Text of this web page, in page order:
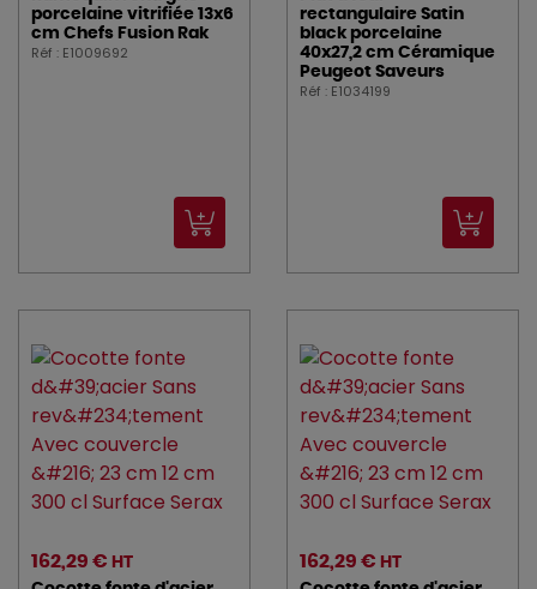
porcelaine vitrifiée 13x6
cm Chefs Fusion Rak
Réf : E1009692
rectangulaire Satin
black porcelaine
40x27,2 cm Céramique
Peugeot Saveurs
Réf : E1034199
162,29 € HT
162,29 € HT